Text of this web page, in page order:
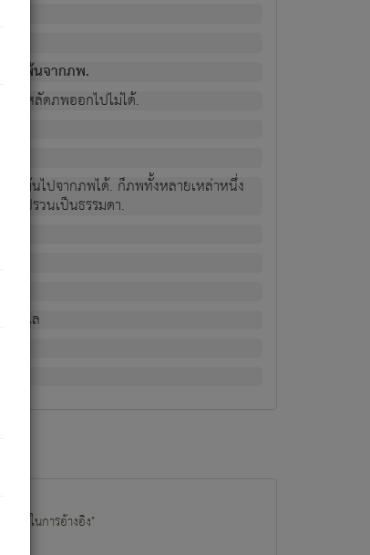
ลดพ้นจากภพ.
ยังสลัดภพออกไปไม่ได้.
ดพ้นไปจากภพได้. ก็ภพทั้งหลายเหล่าหนึ่ง
รปรวนเป็นธรรมดา.
งนี้แล
ใช้ในการอ้างอิง"